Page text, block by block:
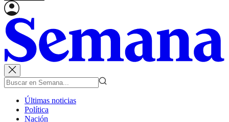
Últimas noticias
Política
Nación